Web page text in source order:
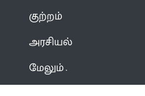
குற்றம்
அரசியல்
மேலும்